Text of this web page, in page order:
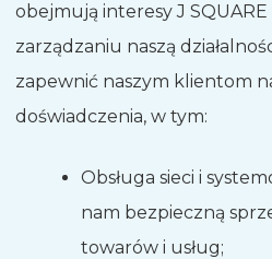
obejmują interesy J
zarządzaniu naszą
zapewnić naszym klientom
doświadczenia, w tym:
Obsługa sieci i
nam bezpieczną
towarów i usług;